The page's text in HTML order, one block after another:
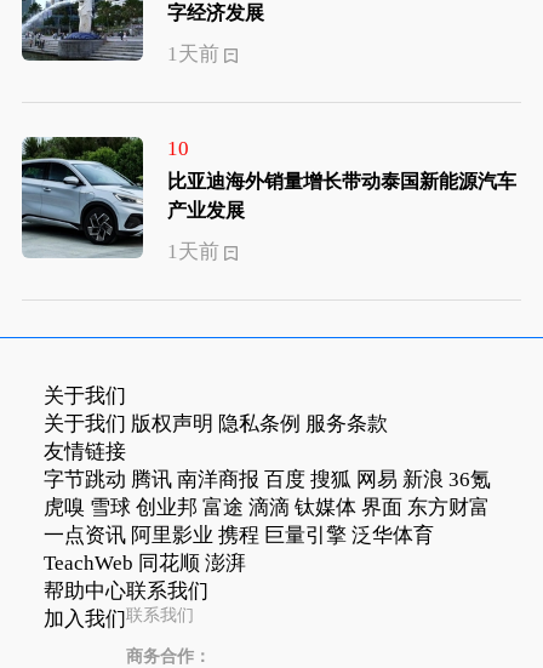
字经济发展
1天前
10
比亚迪海外销量增长带动泰国新能源汽车
产业发展
1天前
关于我们
关于我们 版权声明 隐私条例 服务条款
友情链接
字节跳动 腾讯 南洋商报 百度 搜狐 网易 新浪 36氪
虎嗅 雪球 创业邦 富途 滴滴 钛媒体 界面 东方财富
一点资讯 阿里影业 携程 巨量引擎 泛华体育
TeachWeb 同花顺 澎湃
帮助中心
加入我们
联系我们
联系我们
商务合作：